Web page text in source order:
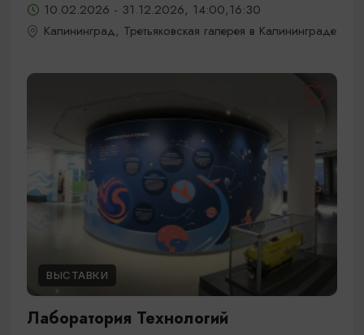
10.02.2026 - 31.12.2026, 14:00,16:30
Калининград, Третьяковская галерея в Калининграде
ВЫСТАВКИ
Лаборатория Технологий